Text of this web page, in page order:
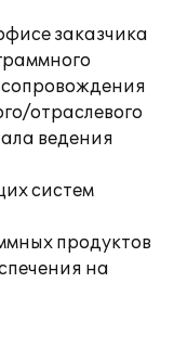
заказчика
сопровождения
отраслевого
ведения
систем
продуктов
на